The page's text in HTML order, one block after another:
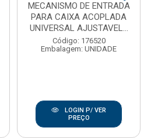
MECANISMO DE ENTRADA
PARA CAIXA ACOPLADA
UNIVERSAL AJUSTAVEL...
Código: 176520
Embalagem: UNIDADE
LOGIN P/ VER
PREÇO